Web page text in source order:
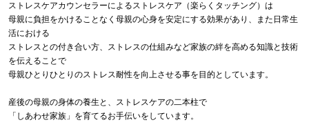
ストレスケアカウンセラーによるストレスケア（楽らくタッチング）は
母親に負担をかけることなく母親の心身を安定にする効果があり、また日常生
活における
ストレスとの付き合い方、ストレスの仕組みなど家族の絆を高める知識と技術
を伝えることで
母親ひとりひとりのストレス耐性を向上させる事を目的としています。
産後の母親の身体の養生と、ストレスケアの二本柱で
「しあわせ家族」を育てるお手伝いをしています。